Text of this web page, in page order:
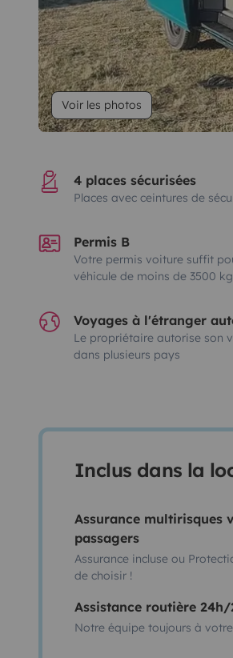
Voir les photos
4 places sécurisées
Places avec ceintures de
Permis B
Votre permis voiture suffit
véhicule de moins de 3500 kg
Voyages à l'étranger
Le propriétaire autorise son
dans plusieurs pays
Inclus dans la
Assurance multirisques
passagers
Assurance incluse ou
de choisir !
Assistance routière
Notre équipe toujours à